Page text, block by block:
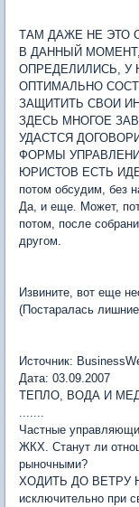
ТАМ ДАЖЕ НЕ ЭТО
В ДАННЫЙ
ОПРЕДЕЛИЛИСЬ, У
ОПТИМАЛЬНО
ЗАЩИТИТЬ СВОИ
ЗДЕСЬ МНОГОЕ
УДАСТСЯ
ФОРМЫ
ЮРИСТОВ ЕСТЬ
потом обсудим, без
Да, и еще. Может,
потом, после
другом.
Извините, вот еще
(Постаралась
Источник:
Дата: 03.09.2007
ТЕПЛО, ВОДА И
Частные
ЖКХ. Станут ли
рыночными?
ХОДИТЬ ДО ВЕТРУ
исключительно при